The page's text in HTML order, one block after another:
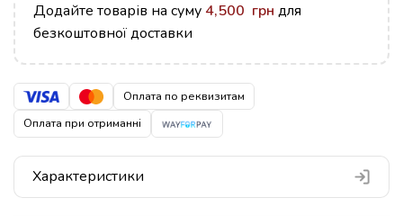
Додайте товарів на суму 4,500 грн для
безкоштовної доставки
Оплата по реквизитам
Оплата при отриманні
Характеристики